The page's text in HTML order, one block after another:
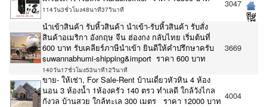
114วัน3ชั่วโมง48นาที37วินาที
3047
นำเข้าสินค้า รับหิ้วสินค้า นำเข้า-รับหิ้วสินค้า รับสั่ง
สินค้าอเมริกา อังกฤษ จีน ฮ่องกง กลับไทย เริ่มต้นที่
600 บาท รับเคลียร์ภาษีนำเข้า ยินดีให้คำปรึกษาครับ
suwannabhumi-shipping&import ราคา 600 บาท
140วัน17ชั่วโมง53นาที12วินาที
3669
ขาย- ให้เช่า, For Sale-Rent บ้านเดี่ยวหัวหิน 4 ห้อง
นอน 3 ห้องน้ำ 1ห้องครัว 140 ตรว ทำเลดี ใกล้วังไกล
กังวล บ้านสวย ใกล้ทะเล 300 เมตร ราคา 12000 บาท 4004